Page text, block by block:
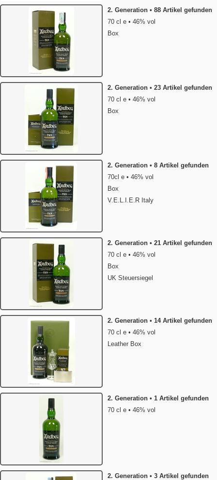
2. Generation • 88 Artikel gefunden
70 cl e • 46% vol
Box
2. Generation • 23 Artikel gefunden
70 cl e • 46% vol
Box
2. Generation • 8 Artikel gefunden
70cl e • 46% vol
Box
V.E.L.I.E.R Italy
2. Generation • 21 Artikel gefunden
70 cl e • 46% vol
Box
UK Steuersiegel
2. Generation • 14 Artikel gefunden
70 cl e • 46% vol
Leather Box
2. Generation • 1 Artikel gefunden
70 cl e • 46% vol
2. Generation • 3 Artikel gefunden